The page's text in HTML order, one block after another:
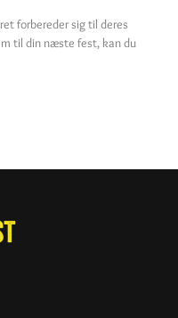
forbereder sig til deres
til din næste fest, kan du